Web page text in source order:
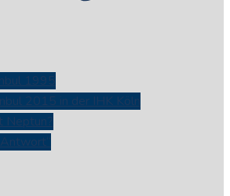
1995
2015 in der IHK Köln
Neptun?